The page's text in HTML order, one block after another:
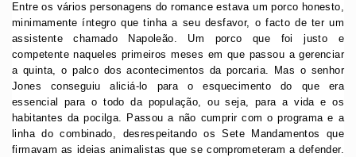
Entre os vários personagens do romance estava um porco honesto,
minimamente íntegro que tinha a seu desfavor, o facto de ter um
assistente chamado Napoleão. Um porco que foi justo e
competente naqueles primeiros meses em que passou a gerenciar
a quinta, o palco dos acontecimentos da porcaria. Mas o senhor
Jones conseguiu aliciá-lo para o esquecimento do que era
essencial para o todo da população, ou seja, para a vida e os
habitantes da pocilga. Passou a não cumprir com o programa e a
linha do combinado, desrespeitando os Sete Mandamentos que
firmavam as ideias animalistas que se comprometeram a defender.